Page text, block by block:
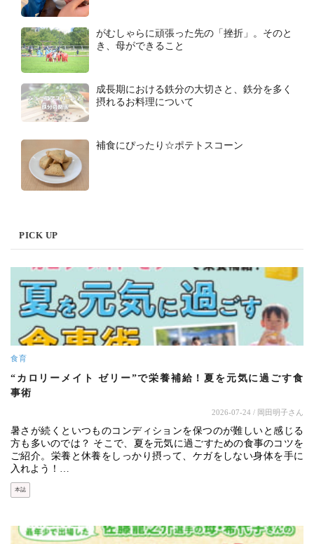
がむしゃらに頑張った先の「挫折」。そのと
き、母ができること
成長期における鉄分の大切さと、鉄分を多く
摂れるお料理について
補食にぴったり☆ポテトスコーン
PICK UP
食育
“カロリーメイト ゼリー”で栄養補給！夏を元気に過ごす食
事術
2026-07-24 / 岡田明子さん
暑さが続くといつものコンディションを保つのが難しいと感じる
方も多いのでは？ そこで、夏を元気に過ごすための食事のコツを
ご紹介。栄養と休養をしっかり摂って、ケガをしない身体を手に
入れよう！…
本誌